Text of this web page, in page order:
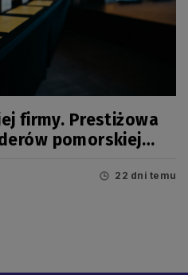
firmy. Prestiżowa
pomorskiej
22 dni temu